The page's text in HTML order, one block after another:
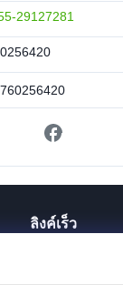
29127281
ลิงค์เร็ว